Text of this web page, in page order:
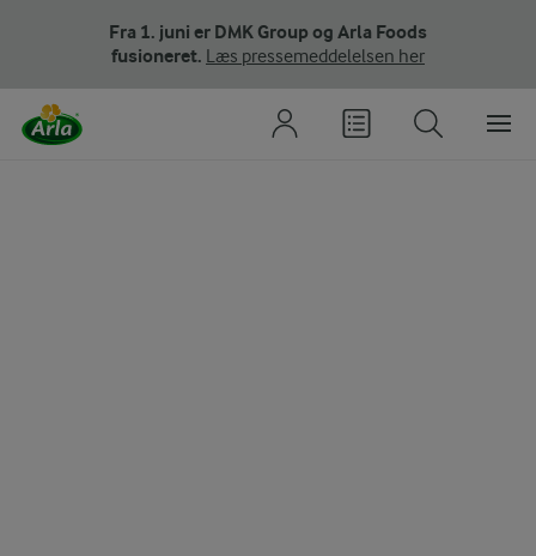
Fra 1. juni er DMK Group og Arla Foods
fusioneret. Læs pressemeddelelsen her